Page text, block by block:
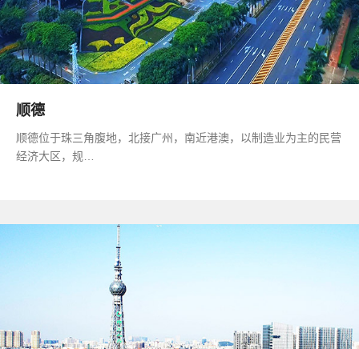
顺德
顺德位于珠三角腹地，北接广州，南近港澳，以制造业为主的民营
经济大区，规…